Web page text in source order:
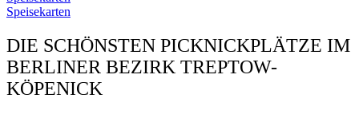
Speisekarten
DIE SCHÖNSTEN PICKNICKPLÄTZE IM
BERLINER BEZIRK TREPTOW-
KÖPENICK